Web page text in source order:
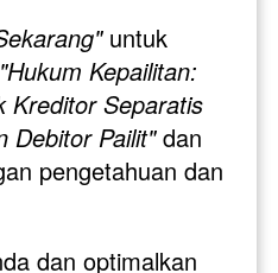
untuk
"Hukum Kepailitan:
Kreditor Separatis
Debitor Pailit" dan
pengetahuan dan
dan optimalkan